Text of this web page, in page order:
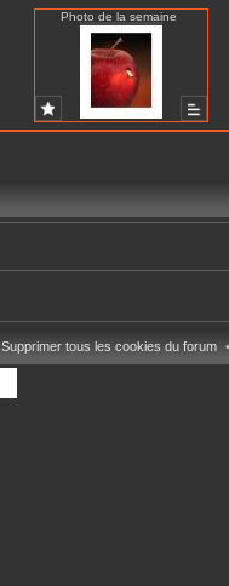
Photo de la semaine
Supprimer tous les cookies du forum